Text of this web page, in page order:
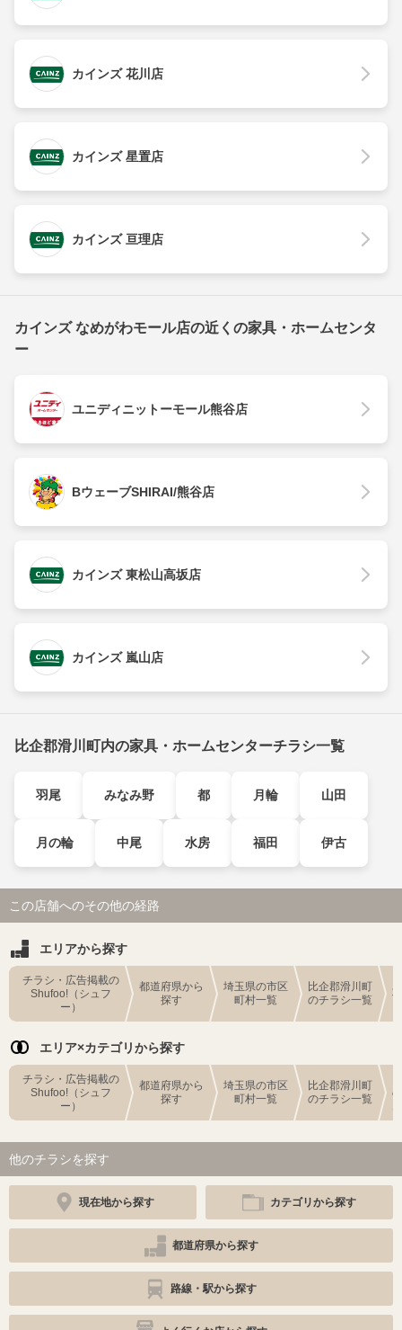
カインズ 花川店
カインズ 星置店
カインズ 亘理店
カインズ なめがわモール店の近くの家具・ホームセンタ
ー
ユニディニットーモール熊谷店
BウェーブSHIRAI/熊谷店
カインズ 東松山高坂店
カインズ 嵐山店
比企郡滑川町内の家具・ホームセンターチラシ一覧
羽尾 みなみ野 都 月輪 山田
月の輪 中尾 水房 福田 伊古
この店舗へのその他の経路
エリアから探す
チラシ・広告掲載の
Shufoo!（シュフ
ー）
都道府県から
探す
埼玉県の市区
町村一覧
比企郡滑川町
のチラシ一覧
エリア×カテゴリから探す
チラシ・広告掲載の
Shufoo!（シュフ
ー）
都道府県から
探す
埼玉県の市区
町村一覧
比企郡滑川町
のチラシ一覧
他のチラシを探す
現在地から探す カテゴリから探す
都道府県から探す
路線・駅から探す